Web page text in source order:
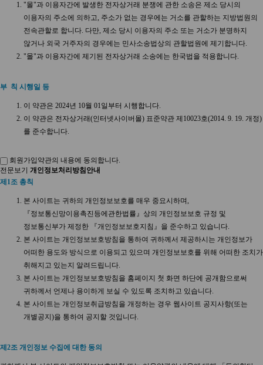
"몰"과 이용자간에 발생한 전자상거래 분쟁에 관한 소송은 제소 당시의
이용자의 주소에 의하고, 주소가 없는 경우에는 거소를 관할하는 지방법원의
전속관할로 합니다. 다만, 제소 당시 이용자의 주소 또는 거소가 분명하지
않거나 외국 거주자의 경우에는 민사소송법상의 관할법원에 제기합니다.
"몰"과 이용자간에 제기된 전자상거래 소송에는 한국법을 적용합니다.
부 칙 시행일 등
이 약관은 2024년 10월 01일부터 시행합니다.
이 약관은 전자상거래(인터넷사이버몰) 표준약관 제10023호(2014. 9. 19. 개정)
를 준수합니다.
회원가입약관의 내용에 동의합니다.
전문보기 개인정보처리방침안내
제1조 총칙
본 사이트는 귀하의 개인정보보호를 매우 중요시하며,
『정보통신망이용촉진등에관한법률』상의 개인정보보호 규정 및
정보통신부가 제정한 『개인정보보호지침』을 준수하고 있습니다.
본 사이트는 개인정보보호방침을 통하여 귀하께서 제공하시는 개인정보가
어떠한 용도와 방식으로 이용되고 있으며 개인정보보호를 위해 어떠한 조치가
취해지고 있는지 알려드립니다.
본 사이트는 개인정보보호방침을 홈페이지 첫 화면 하단에 공개함으로써
귀하께서 언제나 용이하게 보실 수 있도록 조치하고 있습니다.
본 사이트는 개인정보취급방침을 개정하는 경우 웹사이트 공지사항(또는
개별공지)을 통하여 공지할 것입니다.
제2조 개인정보 수집에 대한 동의